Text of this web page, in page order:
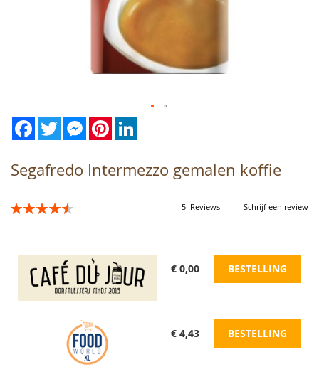
Segafredo Intermezzo gemalen koffie
Waardering:
5 Reviews Schrijf een review
€ 0,00 BESTELLING
€ 4,43 BESTELLING
Ga
naar
begin
van
afbeeldingen-
gallerij
FacebookTwitterMessengerPinterest